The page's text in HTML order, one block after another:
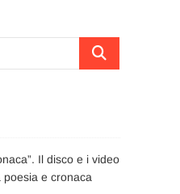
Cerca
Il disco e i video
e cronaca